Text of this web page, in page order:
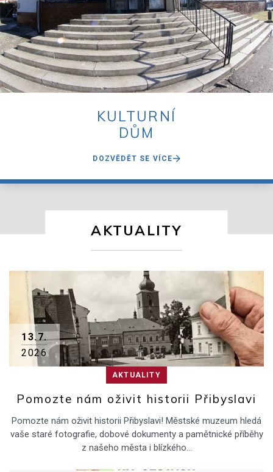
KULTURNÍ
DŮM
DOZVĚDĚT SE VÍCE
AKTUALITY
13.7.
2026
AKTUALITY
Pomozte nám oživit historii Přibyslavi
Pomozte nám oživit historii Přibyslavi! Městské muzeum hledá
vaše staré fotografie, dobové dokumenty a pamětnické příběhy
z našeho města i blízkého…